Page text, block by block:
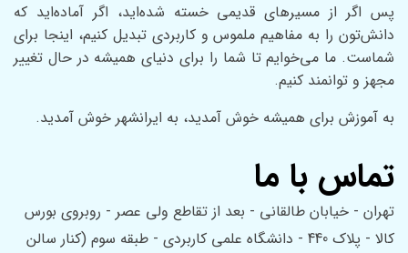
پس اگر از مسیر‌های قدیمی خسته شده‌اید، اگر آماده‌اید که
دانش‌تون را به مفاهیم ملموس و کاربردی تبدیل کنیم، اینجا برای
شماست. ما می‌خوایم تا شما را برای دنیای همیشه در حال تغییر
مجهز و توانمند کنیم.
به آموزش برای همیشه خوش آمدید، به ایرانشهر خوش آمدید.
تماس با ما
تهران - خیابان طالقانی - بعد از تقاطع ولی عصر - روبروی بورس
کالا - پلاک 440 - دانشگاه علمی کاربردی - طبقه سوم (کنار سالن